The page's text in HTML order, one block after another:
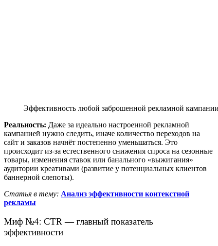
Эффективность любой заброшенной рекламной
Реальность: Даже за идеально настроенной рекламной
кампанией нужно следить, иначе количество переходов на
сайт и заказов начнёт постепенно уменьшаться. Это
происходит из-за естественного снижения спроса на сезонные
товары, изменения ставок или банального «выжигания»
аудитории креативами (развитие у потенциальных клиентов
баннерной слепоты).
Статья в тему: Анализ эффективности контекстной
рекламы
Миф №4: CTR — главный показатель
эффективности